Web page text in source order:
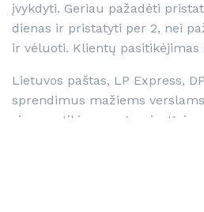
įvykdyti. Geriau pažadėti
dienas ir pristatyti per 2, nei
ir vėluoti. Klientų pasitikėjimas
Lietuvos paštas, LP Express,
sprendimus mažiems
vieno patikimo partnerio. Kai